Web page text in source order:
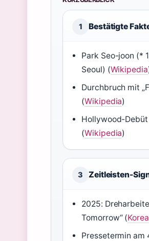
1 Bestätigte
Park Seo-joon (*
Seoul) (Wikipedia
Durchbruch mit
(Wikipedia)
Hollywood-Debüt
(Wikipedia)
3 Zeitleisten-
2025:
Tomorrow“ (
Pressetermin am